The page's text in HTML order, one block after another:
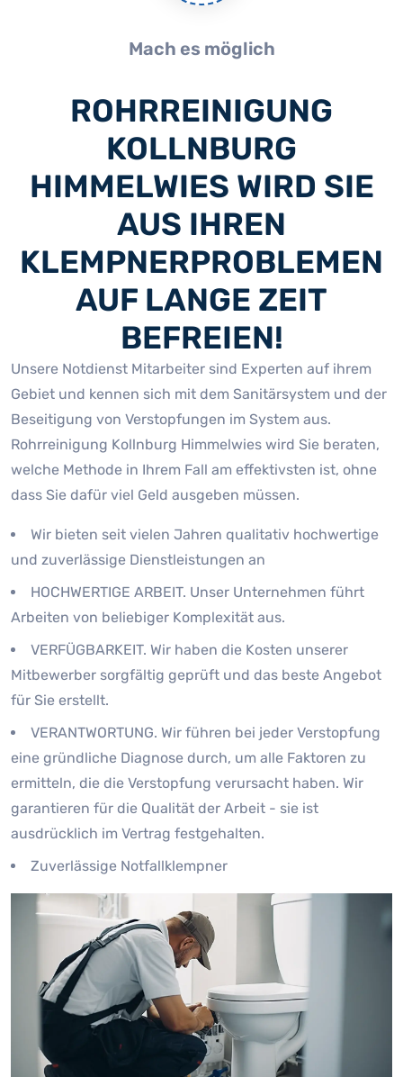
Mach es möglich
ROHRREINIGUNG
KOLLNBURG
HIMMELWIES WIRD SIE
AUS IHREN
KLEMPNERPROBLEMEN
AUF LANGE ZEIT
BEFREIEN!
Unsere Notdienst Mitarbeiter sind Experten auf ihrem
Gebiet und kennen sich mit dem Sanitärsystem und der
Beseitigung von Verstopfungen im System aus.
Rohrreinigung Kollnburg Himmelwies wird Sie beraten,
welche Methode in Ihrem Fall am effektivsten ist, ohne
dass Sie dafür viel Geld ausgeben müssen.
Wir bieten seit vielen Jahren qualitativ hochwertige
und zuverlässige Dienstleistungen an
HOCHWERTIGE ARBEIT. Unser Unternehmen führt
Arbeiten von beliebiger Komplexität aus.
VERFÜGBARKEIT. Wir haben die Kosten unserer
Mitbewerber sorgfältig geprüft und das beste Angebot
für Sie erstellt.
VERANTWORTUNG. Wir führen bei jeder Verstopfung
eine gründliche Diagnose durch, um alle Faktoren zu
ermitteln, die die Verstopfung verursacht haben. Wir
garantieren für die Qualität der Arbeit - sie ist
ausdrücklich im Vertrag festgehalten.
Zuverlässige Notfallklempner